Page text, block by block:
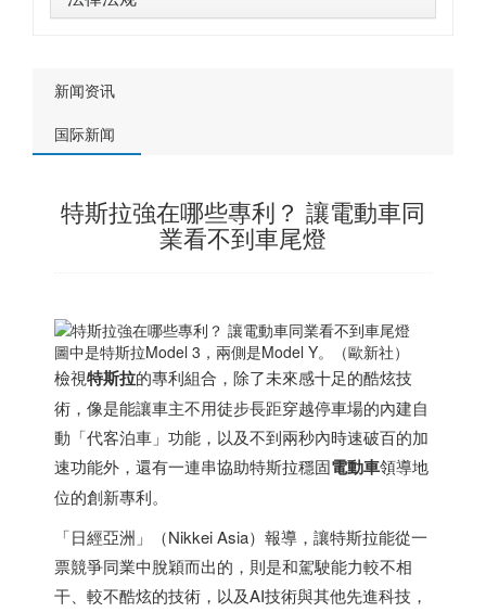
新闻资讯
国际新闻
特斯拉強在哪些專利？ 讓電動車同
業看不到車尾燈
圖中是特斯拉Model 3，兩側是Model Y。（歐新社）
檢視特斯拉的專利組合，除了未來感十足的酷炫技
術，像是能讓車主不用徒步長距穿越停車場的內建自
動「代客泊車」功能，以及不到兩秒內時速破百的加
速功能外，還有一連串協助特斯拉穩固電動車領導地
位的創新專利。
「日經亞洲」（Nikkei Asia）報導，讓特斯拉能從一
票競爭同業中脫穎而出的，則是和駕駛能力較不相
干、較不酷炫的技術，以及AI技術與其他先進科技，